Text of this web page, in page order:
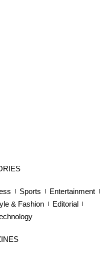
Sports
Entertainment
& Fashion
Editorial